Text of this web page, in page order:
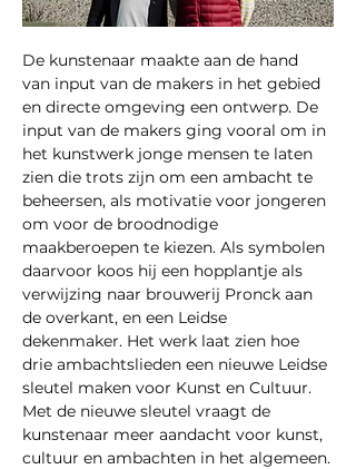
De kunstenaar maakte aan de hand
van input van de makers in het gebied
en directe omgeving een ontwerp. De
input van de makers ging vooral om in
het kunstwerk jonge mensen te laten
zien die trots zijn om een ambacht te
beheersen, als motivatie voor jongeren
om voor de broodnodige
maakberoepen te kiezen. Als symbolen
daarvoor koos hij een hopplantje als
verwijzing naar brouwerij Pronck aan
de overkant, en een Leidse
dekenmaker. Het werk laat zien hoe
drie ambachtslieden een nieuwe Leidse
sleutel maken voor Kunst en Cultuur.
Met de nieuwe sleutel vraagt de
kunstenaar meer aandacht voor kunst,
cultuur en ambachten in het algemeen.